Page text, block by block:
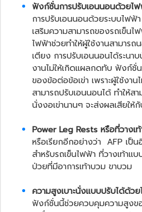
ฟังก์ชั่นการปรับเอนนอนด้วยไ
การปรับเอนนอนด้วยระบบไฟ
เสริมความสามารถของรถเข็น
ไฟฟ้าช่วยทำให้ผู้ใช้งานสามาร
เตียง การปรับเอนนอนได้ระนา
งานไม่ให้เกิดแผลกดทับ ฟังก์ชั่
ของข้อต่อข้อเข่า เพราะผู้ใช้งา
สามารถปรับเอนนอนได้ ทำให้ส
นั่งงอเข่านานๆ จะส่งผลเสียให้
Power Leg Rests หรือที่วางเท้
หรือเรียกอีกอย่างว่า AFP เป็
สำหรับรถเข็นไฟฟ้า ที่วางเท้าแ
ป่วยที่มีอาการเท้าบวม ขาบวม
ความสูงเบาะนั่งแบบปรับได้ด้ว
ฟังก์ชั่นนี้ช่วยควบคุมความสูงข